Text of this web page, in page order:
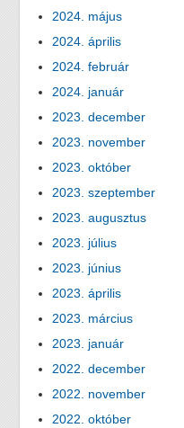
2024. május
2024. április
2024. február
2024. január
2023. december
2023. november
2023. október
2023. szeptember
2023. augusztus
2023. július
2023. június
2023. április
2023. március
2023. január
2022. december
2022. november
2022. október